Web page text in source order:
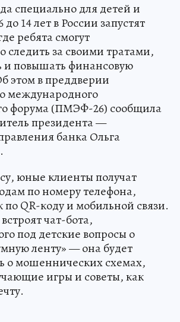
специально для детей и
до 14 лет в России запустят
ребята смогут
следить за своими тратами,
и повышать финансовую
этом в преддверии
международного
форума (ПМЭФ-26) сообщила
президента —
банка Ольга
юные клиенты получат
по номеру телефона,
по QR-коду и мобильной связи.
чат-бота,
под детские вопросы о
ленту» — она будет
о мошеннических схемах,
игры и советы, как